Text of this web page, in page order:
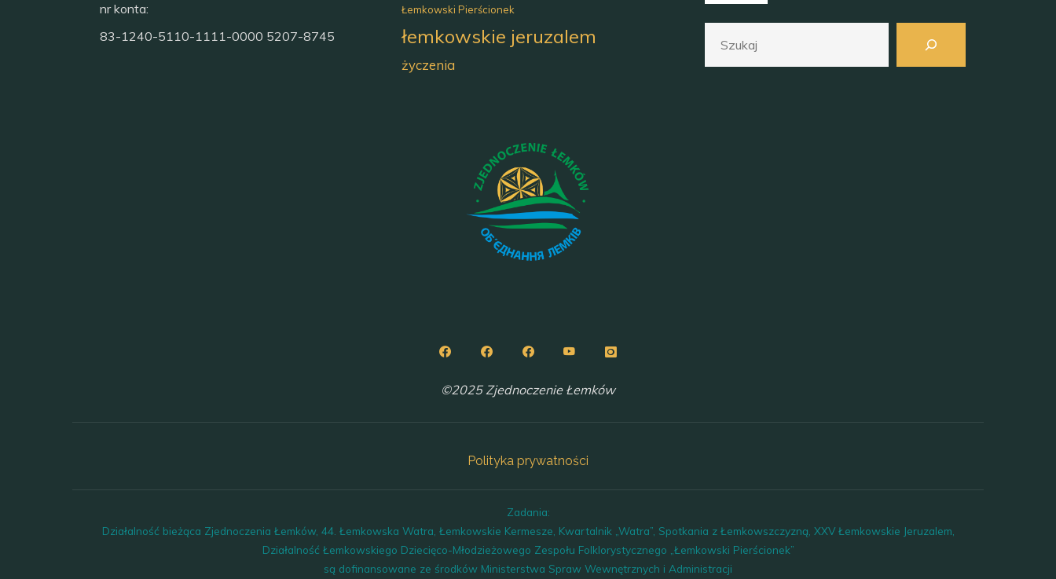
nr konta:
83-1240-5110-1111-0000 5207-8745
Łemkowski Pierścionek
łemkowskie jeruzalem
życzenia
©2025 Zjednoczenie Łemków
Polityka prywatności
Zadania:
Działalność bieżąca Zjednoczenia Łemków, 44. Łemkowska Watra, Łemkowskie Kermesze, Kwartalnik „Watra”, Spotkania z Łemkowszczyzną, XXV Łemkowskie Jeruzalem,
Działalność Łemkowskiego Dziecięco-Młodzieżowego Zespołu Folklorystycznego „Łemkowski Pierścionek”
są dofinansowane ze środków Ministerstwa Spraw Wewnętrznych i Administracji